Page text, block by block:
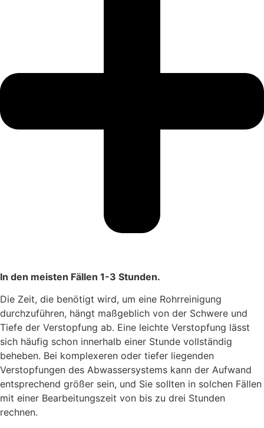
In den meisten Fällen 1-3 Stunden.
Die Zeit, die benötigt wird, um eine Rohrreinigung
durchzuführen, hängt maßgeblich von der Schwere und
Tiefe der Verstopfung ab. Eine leichte Verstopfung lässt
sich häufig schon innerhalb einer Stunde vollständig
beheben. Bei komplexeren oder tiefer liegenden
Verstopfungen des Abwassersystems kann der Aufwand
entsprechend größer sein, und Sie sollten in solchen Fällen
mit einer Bearbeitungszeit von bis zu drei Stunden
rechnen.